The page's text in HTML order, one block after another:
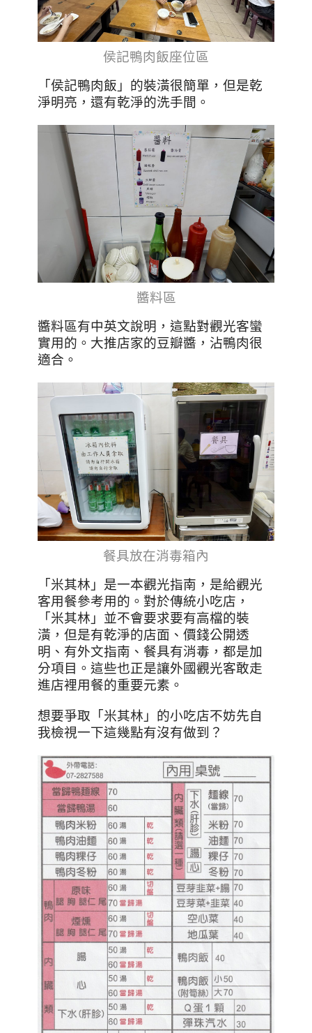
侯記鴨肉飯座位區
「侯記鴨肉飯」的裝潢很簡單，但是乾
淨明亮，還有乾淨的洗手間。
醬料區
醬料區有中英文說明，這點對觀光客蠻
實用的。 大推店家的豆瓣醬，沾鴨肉很
適合。
餐具放在消毒箱內
「米其林」是一本觀光指南，是給觀光
客用餐參考用的。對於傳統小吃店，
「米其林」並不會要求要有高檔的裝
潢，但是有乾淨的店面、價錢公開透
明、有外文指南、餐具有消毒，都是加
分項目。這些也正是讓外國觀光客敢走
進店裡用餐的重要元素。
想要爭取「米其林」的小吃店不妨先自
我檢視一下這幾點有沒有做到？